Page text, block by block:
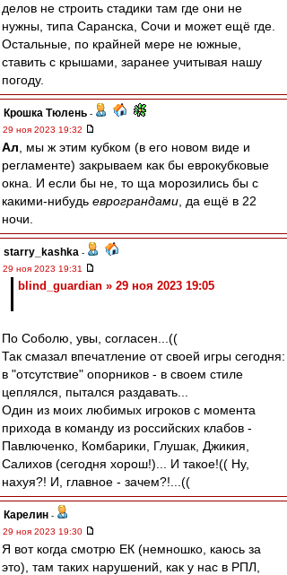
делов не строить стадики там где они не
нужны, типа Саранска, Сочи и может ещё где.
Остальные, по крайней мере не южные,
ставить с крышами, заранее учитывая нашу
погоду.
Крошка Тюлень -
29 ноя 2023 19:32
Ал , мы ж этим кубком (в его новом виде и
регламенте) закрываем как бы еврокубковые
окна. И если бы не, то ща морозились бы с
какими-нибудь еврограндами , да ещё в 22
ночи.
starry_kashka -
29 ноя 2023 19:31
blind_guardian » 29 ноя 2023 19:05
По Соболю, увы, согласен...((
Так смазал впечатление от своей игры сегодня:
в "отсутствие" опорников - в своем стиле
цеплялся, пытался раздавать...
Один из моих любимых игроков с момента
прихода в команду из российских клабов -
Павлюченко, Комбарики, Глушак, Джикия,
Салихов (сегодня хорош!)... И такое!(( Ну,
нахуя?! И, главное - зачем?!...((
Карелин -
29 ноя 2023 19:30
Я вот когда смотрю ЕК (немношко, каюсь за
это), там таких нарушений, как у нас в РПЛ,